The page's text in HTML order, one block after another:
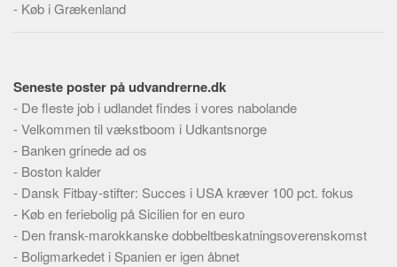
- Køb i Grækenland
Seneste poster på udvandrerne.dk
- De fleste job i udlandet findes i vores nabolande
-Velkommen til vækstboom i Udkantsnorge
- Banken grinede ad os
- Boston kalder
- Dansk Fitbay-stifter: Succes i USA kræver 100 pct. fokus
- Køb en feriebolig på Sicilien for en euro
- Den fransk-marokkanske dobbeltbeskatningsoverenskomst
- Boligmarkedet i Spanien er igen åbnet